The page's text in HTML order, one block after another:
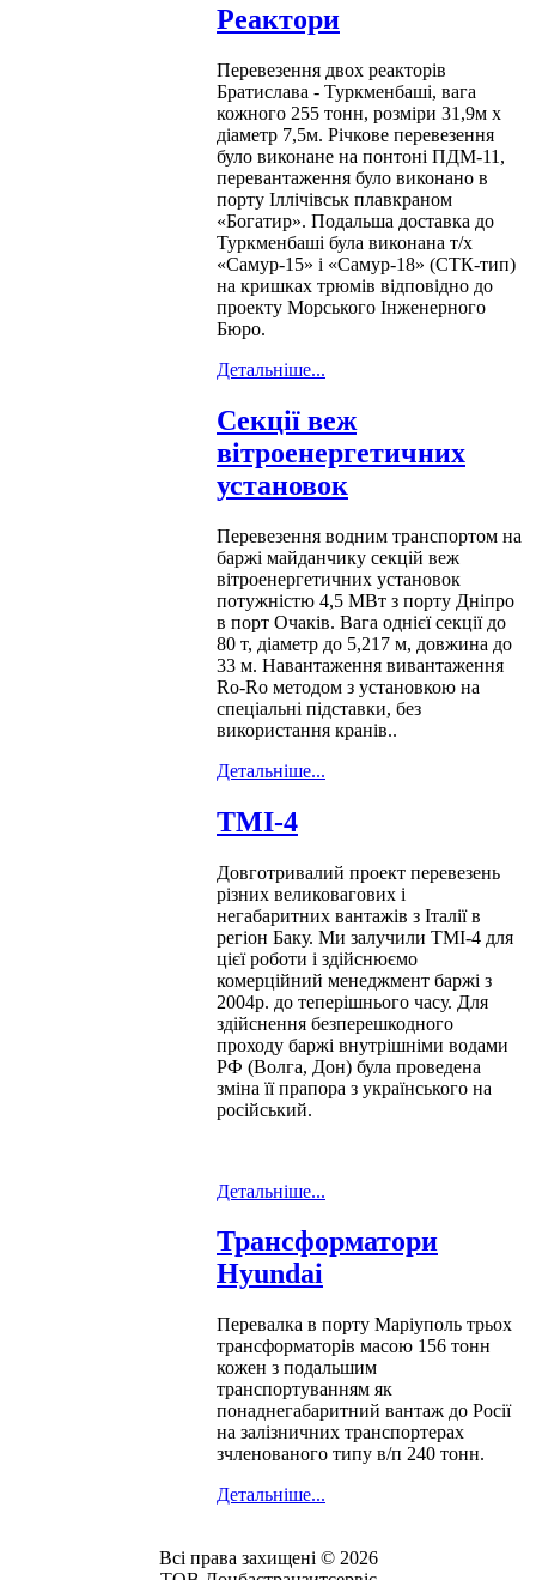
Реактори
Перевезення двох реакторів
Братислава - Туркменбаші, вага
кожного 255 тонн, розміри 31,9м х
діаметр 7,5м. Річкове перевезення
було виконане на понтоні ПДМ-11,
перевантаження було виконано в
порту Іллічівськ плавкраном
«Богатир». Подальша доставка до
Туркменбаші була виконана т/х
«Самур-15» і «Самур-18» (СТК-тип)
на кришках трюмів відповідно до
проекту Морського Інженерного
Бюро.
Детальніше...
Секції веж
вітроенергетичних
установок
Перевезення водним транспортом на
баржі майданчику секцій веж
вітроенергетичних установок
потужністю 4,5 МВт з порту Дніпро
в порт Очаків. Вага однієї секції до
80 т, діаметр до 5,217 м, довжина до
33 м. Навантаження вивантаження
Ro-Ro методом з установкою на
спеціальні підставки, без
використання кранів..
Детальніше...
ТМІ-4
Довготривалий проект перевезень
різних великовагових і
негабаритних вантажів з Італії в
регіон Баку. Ми залучили ТМІ-4 для
цієї роботи і здійснюємо
комерційний менеджмент баржі з
2004р. до теперішнього часу. Для
здійснення безперешкодного
проходу баржі внутрішніми водами
РФ (Волга, Дон) була проведена
зміна її прапора з українського на
російський.
Детальніше...
Трансформатори
Hyundai
Перевалка в порту Маріуполь трьох
трансформаторів масою 156 тонн
кожен з подальшим
транспортуванням як
понаднегабаритний вантаж до Росії
на залізничних транспортерах
зчленованого типу в/п 240 тонн.
Детальніше...
Всі права захищені © 2026